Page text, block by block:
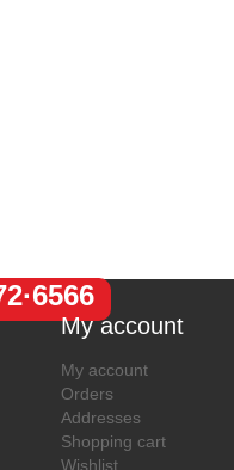
My account
My account
Orders
Addresses
Shopping cart
Wishlist